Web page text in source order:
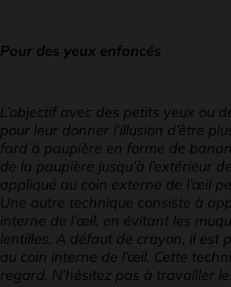
Pour des yeux enfoncés
L’objectif avec des petits yeux ou
pour leur donner l’illusion d’être
fard à paupière en forme de
de la paupière jusqu’à l’extérieur
appliqué au coin externe de l’œil
Une autre technique consiste à
interne de l’œil, en évitant les
lentilles. A défaut de crayon, il est
au coin interne de l’œil. Cette
regard. N’hésitez pas à travailler